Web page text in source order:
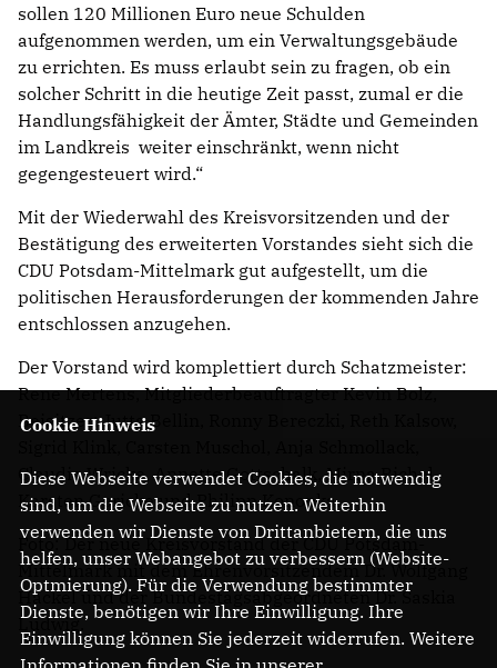
sollen 120 Millionen Euro neue Schulden
aufgenommen werden, um ein Verwaltungsgebäude
zu errichten. Es muss erlaubt sein zu fragen, ob ein
solcher Schritt in die heutige Zeit passt, zumal er die
Handlungsfähigkeit der Ämter, Städte und Gemeinden
im Landkreis weiter einschränkt, wenn nicht
gegengesteuert wird.“
Mit der Wiederwahl des Kreisvorsitzenden und der
Bestätigung des erweiterten Vorstandes sieht sich die
CDU Potsdam-Mittelmark gut aufgestellt, um die
politischen Herausforderungen der kommenden Jahre
entschlossen anzugehen.
Der Vorstand wird komplettiert durch Schatzmeister:
Rene Mertens, Mitgliederbeauftragter Kevin Bolz,
Beisitzer: Jutta Bellin, Ronny Bereczki, Reth Kalsow,
Claudia Wricke, Annette Gottschalk, Mirna Richel,
Karsten Gericke und Philipp Konopka.
Foto: Der neue Kreisvorstand der CDU Potsdam-
Mittelmark mit dem Ehrenvorsitzendem Dr. Wolfgang
Hackel und der Bundestagsabgeordneten Dr. Saskia
Ludwig.
Cookie Hinweis
Diese Webseite verwendet Cookies, die notwendig
sind, um die Webseite zu nutzen. Weiterhin
verwenden wir Dienste von Drittanbietern, die uns
helfen, unser Webangebot zu verbessern (Website-
Optmierung). Für die Verwendung bestimmter
Dienste, benötigen wir Ihre Einwilligung. Ihre
Einwilligung können Sie jederzeit widerrufen. Weitere